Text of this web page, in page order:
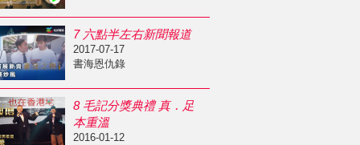
7 六點半左右新聞報道
2017-07-17
書海恩仇錄
8 毛記分獎典禮 真．足
本重溫
2016-01-12